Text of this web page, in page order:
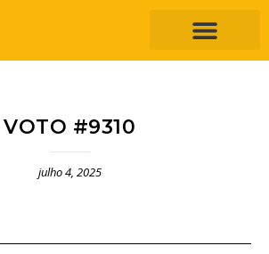
VOTO #9310
julho 4, 2025